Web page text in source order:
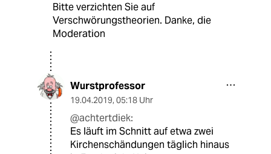
Bitte verzichten Sie auf
Verschwörungstheorien. Danke, die
Moderation
Wurstprofessor
19.04.2019, 05:18 Uhr
@achtertdiek:
Es läuft im Schnitt auf etwa zwei
Kirchenschändungen täglich hinaus